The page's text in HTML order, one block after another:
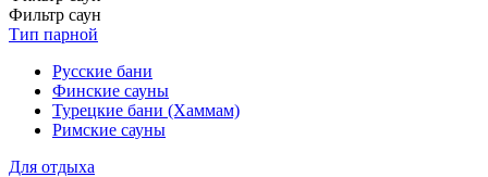
Фильтр саун
Тип парной
Русские бани
Финские сауны
Турецкие бани (Хаммам)
Римские сауны
Для отдыха